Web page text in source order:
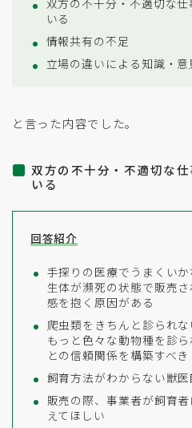
双方の不十分・不適切な
いる
情報共有の不足
立場の違いによる知識・意
と言った内容でした。
双方の不十分・不適切な
いる
回答紹介
手探りの医療でうまくい
生体が瀕死の状態で販売
感を抱く原因がある
爬虫類をきちんと診られ
もっと色々な動物種を診
との信頼関係を構築すべき
飼育方法がわからない獣
販売の際、事業者が飼育
えてほしい